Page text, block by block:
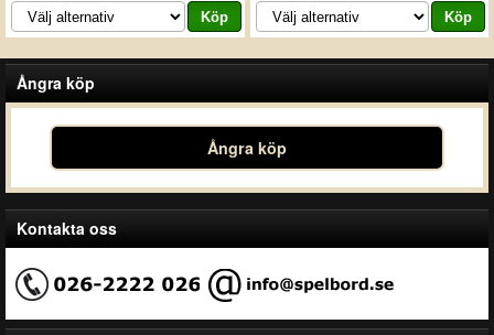
Ångra köp
Ångra köp
Kontakta oss